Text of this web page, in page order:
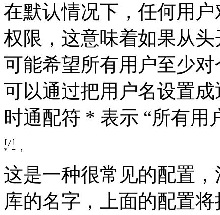
在默认情况下，任何用
权限，这意味着如果从
可能希望所有用户至少
可以通过把用户名设置
时通配符 * 表示 “所有用
[/]
* = r
这是一种很常见的配置
库的名字，上面的配置